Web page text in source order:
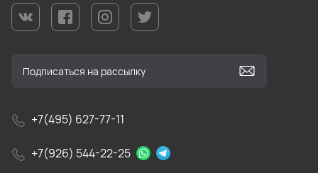
+7(495) 627-77-11
+7(926) 544-22-25